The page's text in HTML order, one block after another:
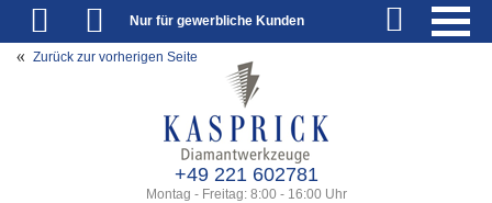
Nur für gewerbliche Kunden
+49 221 602781
Montag - Freitag: 8:00 - 16:00 Uhr
Zurück zur vorherigen Seite